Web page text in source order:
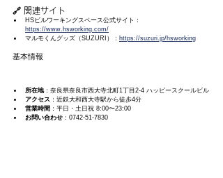
🔗 関連サイト
HSビルワーキングスペース公式サイト：
https://www.hsworking.com/
マルモくんグッズ（SUZURI）： https://suzuri.jp/hsworking
基本情報
所在地：奈良県奈良市西大寺北町1丁目2-4 ハッピースクールビル
アクセス ：近鉄大和西大寺駅から徒歩4分
営業時間 ：平日・土日祝 8:00〜23:00
お問い合わせ ：0742-51-7830